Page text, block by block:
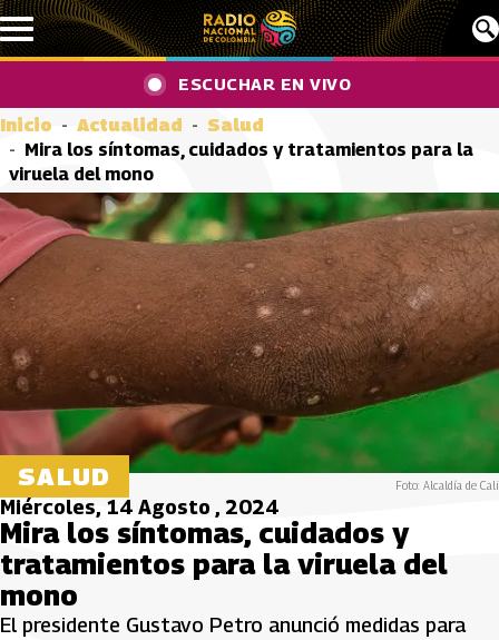
Pasar al contenido principal
ESCUCHAR EN VIVO
Inicio Actualidad
Salud
Mira los síntomas, cuidados y tratamientos para la
viruela del mono
SALUD Foto: Alcaldía de Cali
Miércoles, 14 Agosto , 2024
Mira los síntomas, cuidados y
tratamientos para la viruela del
mono
El presidente Gustavo Petro anunció medidas para